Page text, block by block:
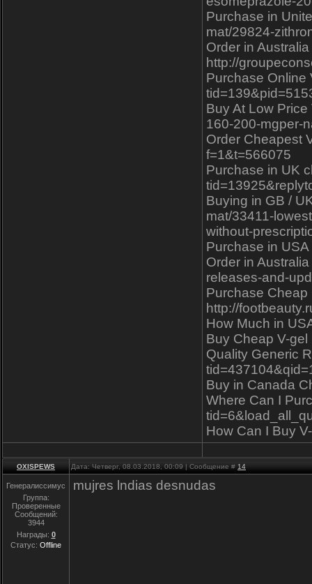
Purchase in
mat/29824-
Order in
http://
Purchase Online
Buy At Low
160-200-mgper-
Order Cheapest
f=1&t=566075
Purchase in UK
Buying in GB /
mat/33411-
without-
Purchase in
Order in
releases-and-
Purchase Cheap
http://
How Much in
Buy Cheap V-
Quality Generic
Buy in Canada
Where Can I
How Can I Buy
OXISPEWS Дата: Четверг, 08.03.2018, 00:09 | Сообщение # 14
Генералиссимус
Группа:
Проверенные
Сообщений:
3944
Награды: 0
Статус: Offline
mujres lndias desnudas